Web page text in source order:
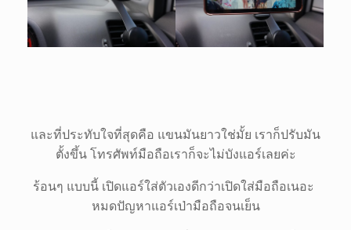
และที่ประทับใจที่สุดคือ แขนมันยาวใช่มั้ย เราก็ปรับมัน
ตั้งขึ้น โทรศัพท์มือถือเราก็จะไม่บังแอร์เลยค่ะ
ร้อนๆ แบบนี้ เปิดแอร์ใส่ตัวเองดีกว่าเปิดใส่มือถือเนอะ
หมดปัญหาแอร์เป่ามือถือจนเย็น